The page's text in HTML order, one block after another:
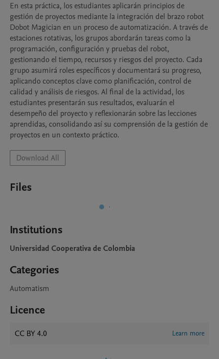
En esta práctica, los estudiantes aplicarán principios de
gestión de proyectos mediante la integración del brazo robot
Dobot Magician en un proceso de automatización. A través de
estaciones rotativas, los grupos abordarán tareas como la
programación, configuración y pruebas del robot,
gestionando el tiempo, recursos y riesgos del proyecto. Cada
grupo asumirá roles específicos y documentará su progreso,
aplicando conceptos clave como planificación, control de
calidad y análisis de riesgos. Al final de la actividad, los
estudiantes presentarán sus resultados, evaluarán el
desempeño del proyecto y reflexionarán sobre las lecciones
aprendidas, consolidando así su comprensión de la gestión de
proyectos en un contexto práctico.
Download All
Files
Institutions
Universidad Cooperativa de Colombia
Categories
Automatism
Licence
CC BY 4.0 Learn more